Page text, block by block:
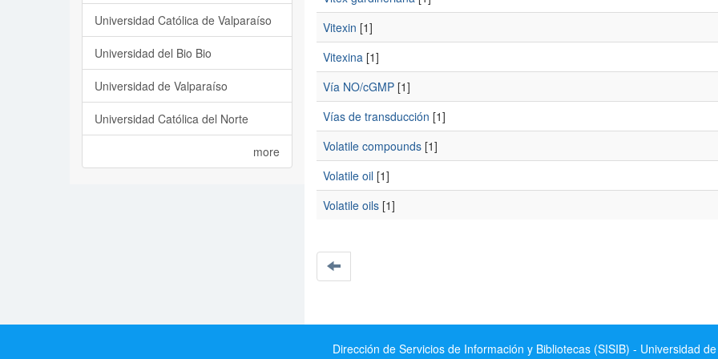
Vitexin [1]
Vitexina[1]
Vía NO/cGMP[1]
Vías de transducción [1]
Volatile compounds[1]
Volatile oil[1]
Volatile oils[1]
Universidad Católica de Valparaíso
Universidad del Bio Bio
Universidad de Valparaíso
Universidad Católica del Norte
more
Dirección de Servicios de Información y Bibliotecas (SISIB) - Universidad